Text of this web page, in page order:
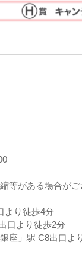
がある場合がご
より徒歩4分
口より徒歩2分
座」駅 C8出口よ